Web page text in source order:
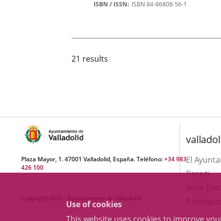
Use of cookies
Autor
ISBN / ISSN ISBN 84-86808-56-1
21 results
Plaza Mayor, 1. 47001 Valladolid, España. Teléfono:+34 983
426 100
Copyright 2025 - Ayuntamiento de Valladolid
El
Para ti